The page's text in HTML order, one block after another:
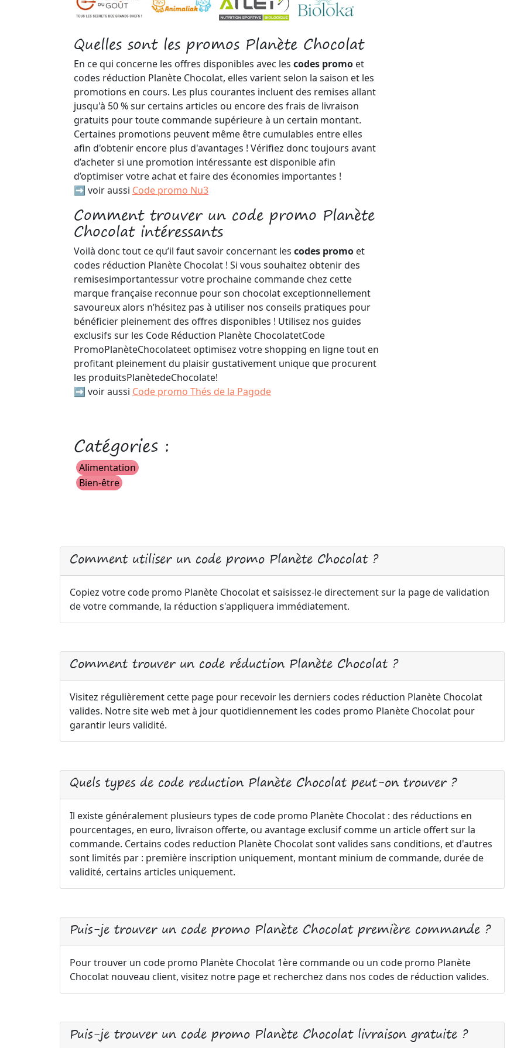
Quelles sont les promos Planète Chocolat
En ce qui concerne les offres disponibles avec les codes promo et
codes réduction Planète Chocolat, elles varient selon la saison et les
promotions en cours. Les plus courantes incluent des remises allant
jusqu'à 50 % sur certains articles ou encore des frais de livraison
gratuits pour toute commande supérieure à un certain montant.
Certaines promotions peuvent même être cumulables entre elles
afin d'obtenir encore plus d'avantages ! Vérifiez donc toujours avant
d’acheter si une promotion intéressante est disponible afin
d’optimiser votre achat et faire des économies importantes !
➡️ voir aussi Code promo Nu3
Comment trouver un code promo Planète
Chocolat intéressants
Voilà donc tout ce qu’il faut savoir concernant les codes promo et
codes réduction Planète Chocolat ! Si vous souhaitez obtenir des
remisesimportantessur votre prochaine commande chez cette
marque française reconnue pour son chocolat exceptionnellement
savoureux alors n’hésitez pas à utiliser nos conseils pratiques pour
bénéficier pleinement des offres disponibles ! Utilisez nos guides
exclusifs sur les Code Réduction Planète ChocolatetCode
PromoPlanèteChocolateet optimisez votre shopping en ligne tout en
profitant pleinement du plaisir gustativement unique que procurent
les produitsPlanètedeChocolate!
➡️ voir aussi Code promo Thés de la Pagode
Catégories :
Alimentation
Bien-être
Comment utiliser un code promo Planète Chocolat ?
Copiez votre code promo Planète Chocolat et saisissez-le directement sur la page de validation
de votre commande, la réduction s'appliquera immédiatement.
Comment trouver un code réduction Planète Chocolat ?
Visitez régulièrement cette page pour recevoir les derniers codes réduction Planète Chocolat
valides. Notre site web met à jour quotidiennement les codes promo Planète Chocolat pour
garantir leurs validité.
Quels types de code reduction Planète Chocolat peut-on trouver ?
Il existe généralement plusieurs types de code promo Planète Chocolat : des réductions en
pourcentages, en euro, livraison offerte, ou avantage exclusif comme un article offert sur la
commande. Certains codes reduction Planète Chocolat sont valides sans conditions, et d'autres
sont limités par : première inscription uniquement, montant minium de commande, durée de
validité, certains articles uniquement.
Puis-je trouver un code promo Planète Chocolat première commande ?
Pour trouver un code promo Planète Chocolat 1ère commande ou un code promo Planète
Chocolat nouveau client, visitez notre page et recherchez dans nos codes de réduction valides.
Puis-je trouver un code promo Planète Chocolat livraison gratuite ?